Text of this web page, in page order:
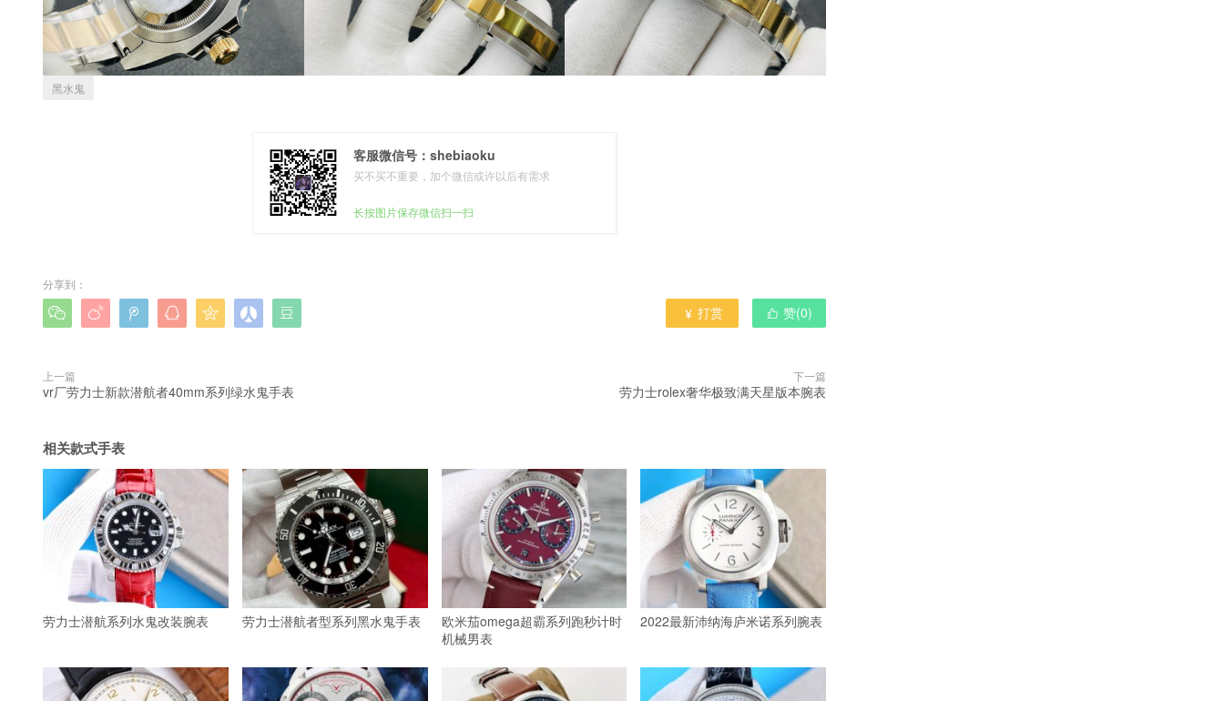
黑水鬼
客服微信号：shebiaoku
买不买不重要，加个微信或许以后有需求
长按图片保存微信扫一扫
分享到：
        赞(0)
 打赏
上一篇
vr厂劳力士新款潜航者40mm系列绿水鬼手表
下一篇
劳力士rolex奢华极致满天星版本腕表
相关款式手表
劳力士潜航系列水鬼改装腕表 劳力士潜航者型系列黑水鬼手表
欧米茄omega超霸系列跑秒计时
机械男表
2022最新沛纳海庐米诺系列腕表